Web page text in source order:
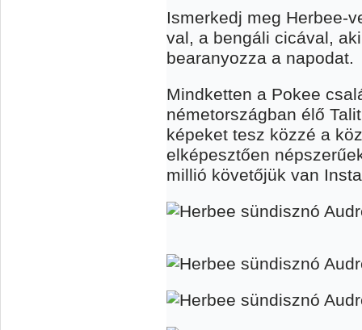
Ismerkedj meg Herbee-
val, a bengáli cicával,
bearanyozza a napodat.
Mindketten a Pokee
németországban élő
képeket tesz közzé a
elképesztően
millió követőjük van